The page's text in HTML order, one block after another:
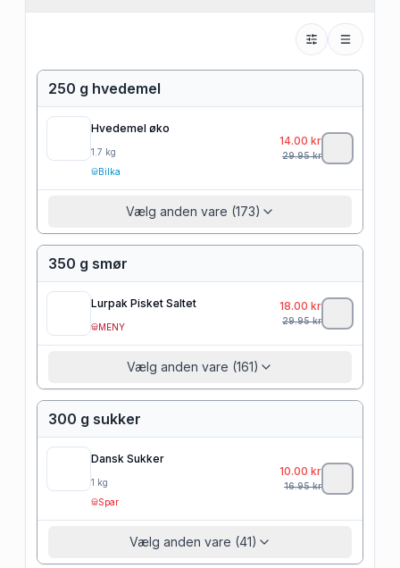
250 g hvedemel
Hvedemel øko
1.7 kg
Bilka
14.00 kr
29.95kr
Vælg anden vare (173)
350 g smør
Lurpak Pisket Saltet
MENY
18.00 kr
29.95kr
Vælg anden vare (161)
300 g sukker
Dansk Sukker
1 kg
Spar
10.00 kr
16.95kr
Vælg anden vare (41)